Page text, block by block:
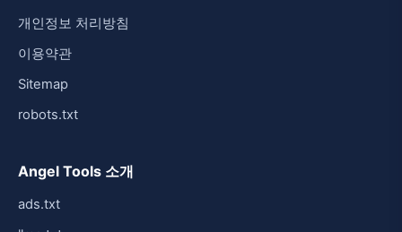
개인정보 처리방침
이용약관
Sitemap
robots.txt
Angel Tools 소개
ads.txt